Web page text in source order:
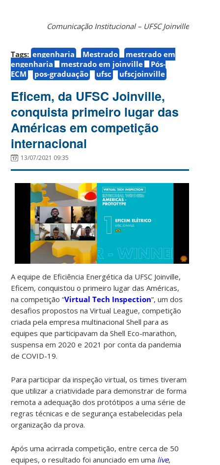
Comunicação Institucional – UFSC Joinville
Tags: engenharia Mestrado
mestrado em
engenharia
mestrado em joinville
Pós-
ECM
pos-graduação ufsc ufscjoinville
Eficem, da UFSC Joinville,
conquista primeiro lugar das
Américas em competição
internacional
13/07/2021 09:35
A equipe de Eficiência Energética da UFSC Joinville,
Eficem, conquistou o primeiro lugar das Américas,
na competição “Virtual Tech Inspection”, um dos
desafios propostos na Virtual League, competição
criada pela empresa multinacional Shell para as
equipes que participavam da Shell Eco-marathon,
suspensa em 2020 e 2021 por conta da pandemia
de COVID-19.
Para participar da inspeção virtual, os times tiveram
que utilizar a criatividade para demonstrar de forma
remota a adequação dos protótipos a uma série de
regras técnicas e de segurança estabelecidas pela
organização da prova.
Após uma acirrada competição, entre cerca de 50
equipes, o resultado foi anunciado em uma live,